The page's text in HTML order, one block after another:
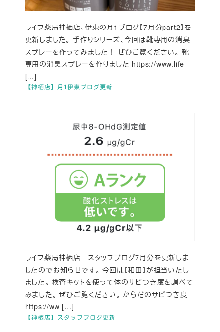
【神栖店】月1伊東ブログ更新
ライフ薬局神栖店、伊東の月1ブログ【7月分part2】を
更新しました。 手作りシリーズ、今回は靴専用の消臭
スプレーを作ってみました！ ぜひご覧ください。 靴
専用の消臭スプレーを作りました https://www.life
[…]
【神栖店】スタッフブログ更新
ライフ薬局神栖店 スタッフブログ7月分を更新しま
したのでお知らせです。 今回は【和田】が担当いたし
ました。 検査キットを使って体のサビつき度を調べて
みました。 ぜひご覧ください。 からだのサビつき度
https://ww […]